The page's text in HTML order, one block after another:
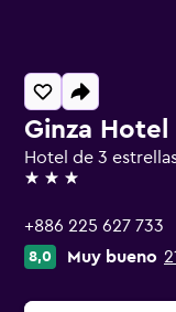
Ginza Hotel
Hotel de 3
3 estrellas
+886 225 627 733
8,0 Muy bueno